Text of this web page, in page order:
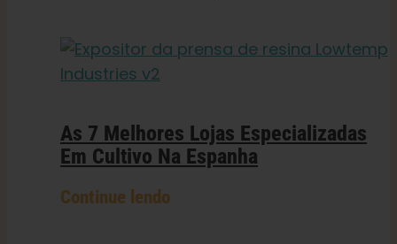
As 7 Melhores Lojas Especializadas
Em Cultivo Na Espanha
Continue lendo